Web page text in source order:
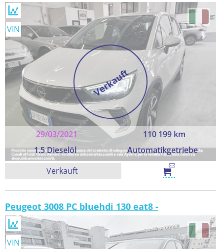
Verkauft
29/03/2021
110 199 km
1.5 Dieselöl
Automatikgetriebe
VIN
Verkauft
Peugeot 3008 PC bluehdi 130 eat8 -
VIN